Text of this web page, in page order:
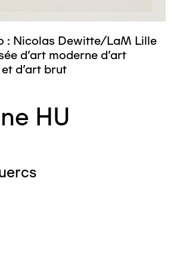
: Nicolas Dewitte/LaM Lille
d’art moderne d’art
d’art brut
HU